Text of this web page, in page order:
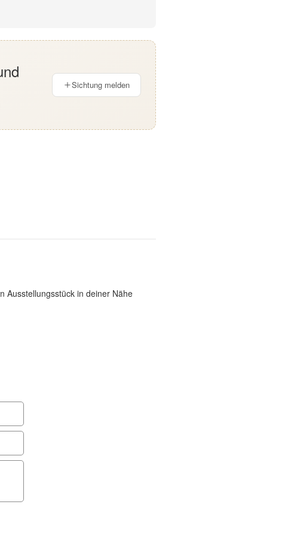
Sichtung melden
Ausstellungsstück in deiner Nähe